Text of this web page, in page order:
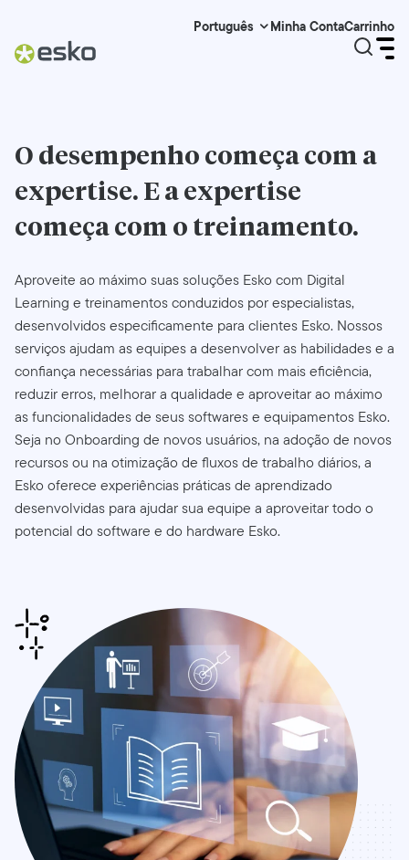
Português Minha ContaCarrinho
O desempenho começa com a
expertise. E a expertise
começa com o treinamento.
Aproveite ao máximo suas soluções Esko com Digital
Learning e treinamentos conduzidos por especialistas,
desenvolvidos especificamente para clientes Esko. Nossos
serviços ajudam as equipes a desenvolver as habilidades e a
confiança necessárias para trabalhar com mais eficiência,
reduzir erros, melhorar a qualidade e aproveitar ao máximo
as funcionalidades de seus softwares e equipamentos Esko.
Seja no Onboarding de novos usuários, na adoção de novos
recursos ou na otimização de fluxos de trabalho diários, a
Esko oferece experiências práticas de aprendizado
desenvolvidas para ajudar sua equipe a aproveitar todo o
potencial do software e do hardware Esko.